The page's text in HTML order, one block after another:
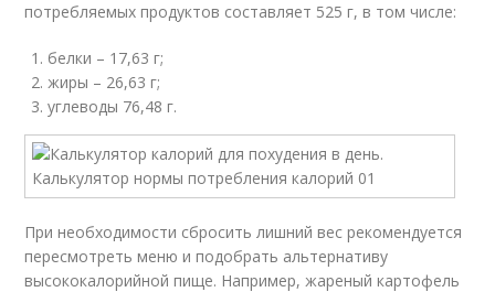
потребляемых продуктов составляет 525 г, в том числе:
белки – 17,63 г;
жиры – 26,63 г;
углеводы 76,48 г.
При необходимости сбросить лишний вес рекомендуется
пересмотреть меню и подобрать альтернативу
высококалорийной пище. Например, жареный картофель